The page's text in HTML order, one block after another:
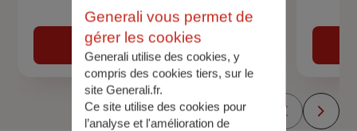
Devis assurance auto
Obtenir une estimation
Generali vous permet de
gérer les cookies
Generali utilise des cookies, y
compris des cookies tiers, sur le
site Generali.fr.
Ce site utilise des cookies pour
l’analyse et l'amélioration de